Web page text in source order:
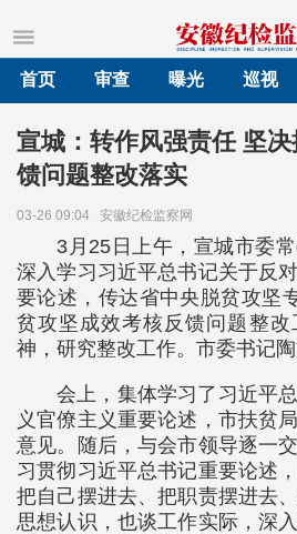
首页
审查 曝光 巡视
宣城：转作风强责任 坚
馈问题整改落实
03-26 09:04 安徽纪检监察网
3月25日上午，宣城市委
深入学习习近平总书记关于反
要论述，传达省中央脱贫攻坚
贫攻坚成效考核反馈问题整
神，研究整改工作。市委书记陶
会上，集体学习了习近平
义官僚主义重要论述，市扶贫
意见。随后，与会市领导逐一
习贯彻习近平总书记重要论述
把自己摆进去、把职责摆进去
思想认识，也谈工作实际，深